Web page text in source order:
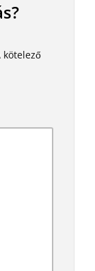
kötelező